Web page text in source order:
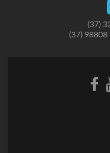
(37)
(37) 98808